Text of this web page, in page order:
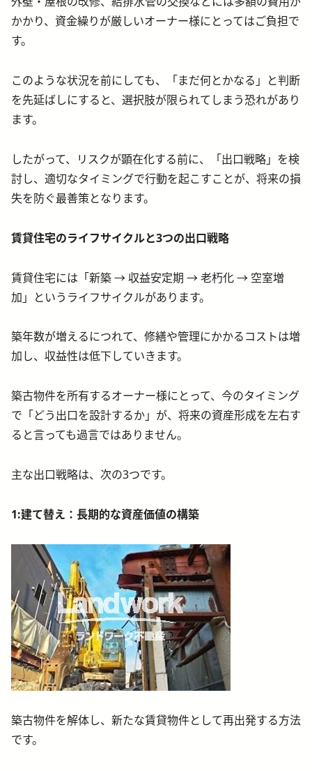
かかり、資金繰りが厳しいオーナー様にとってはご負担で
す。
このような状況を前にしても、「まだ何とかなる」と判断
を先延ばしにすると、選択肢が限られてしまう恐れがあり
ます。
したがって、リスクが顕在化する前に、「出口戦略」を検
討し、適切なタイミングで行動を起こすことが、将来の損
失を防ぐ最善策となります。
賃貸住宅のライフサイクルと3つの出口戦略
賃貸住宅には「新築 → 収益安定期 → 老朽化 → 空室増
加」というライフサイクルがあります。
築年数が増えるにつれて、修繕や管理にかかるコストは増
加し、収益性は低下していきます。
築古物件を所有するオーナー様にとって、今のタイミング
で「どう出口を設計するか」が、将来の資産形成を左右す
ると言っても過言ではありません。
主な出口戦略は、次の3つです。
1:建て替え：長期的な資産価値の構築
築古物件を解体し、新たな賃貸物件として再出発する方法
です。